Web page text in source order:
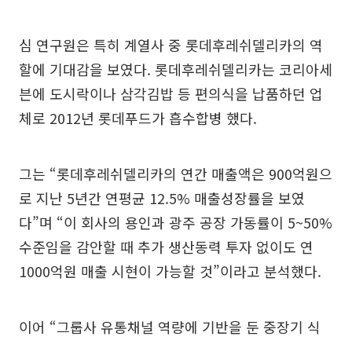
심 연구원은 특히 계열사 중 롯데후레쉬델리카의 역
할에 기대감을 보였다. 롯데후레쉬델리카는 코리아세
븐에 도시락이나 삼각김밥 등 편의식을 납품하던 업
체로 2012년 롯데푸드가 흡수합병 했다.
그는 “롯데후레쉬델리카의 연간 매출액은 900억원으
로 지난 5년간 연평균 12.5% 매출성장률을 보였
다”며 “이 회사의 용인과 광주 공장 가동률이 5~50%
수준임을 감안할 때 추가 생산동력 투자 없이도 연
1000억원 매출 시현이 가능할 것”이라고 분석했다.
이어 “그룹사 유통채널 역량에 기반을 둔 중장기 식